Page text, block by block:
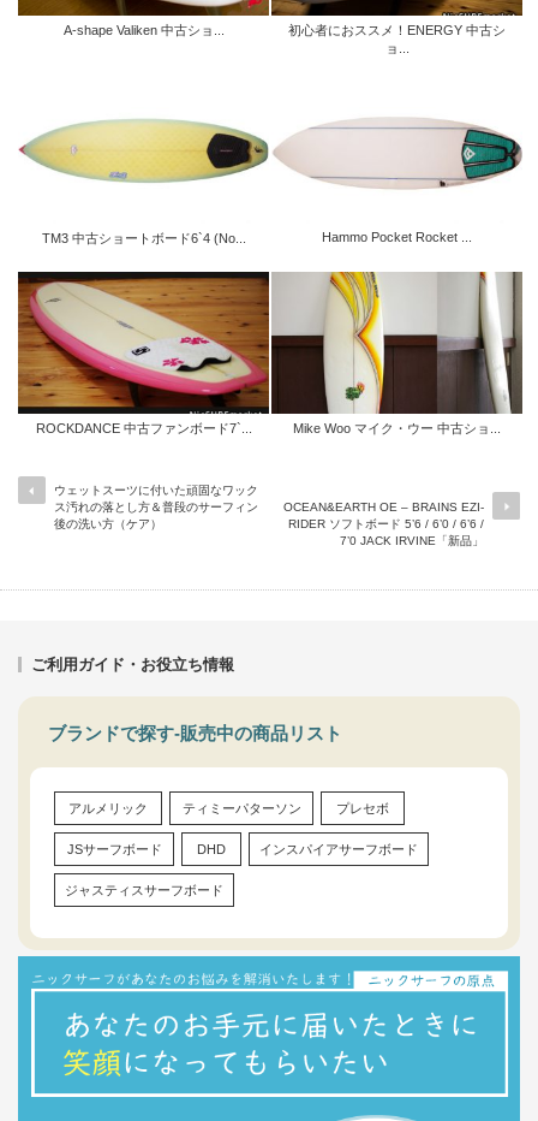
A-shape Valiken 中古ショ...
初心者におススメ！ENERGY 中古シ
ョ...
TM3 中古ショートボード6`4 (No... Hammo Pocket Rocket ...
ROCKDANCE 中古ファンボード7`... Mike Woo マイク・ウー 中古ショ...
ウェットスーツに付いた頑固なワック
ス汚れの落とし方＆普段のサーフィン
後の洗い方（ケア）
OCEAN&EARTH OE – BRAINS EZI-
RIDER ソフトボード 5’6 / 6’0 / 6’6 /
7’0 JACK IRVINE「新品」
ご利用ガイド・お役立ち情報
ブランドで探す-販売中の商品リスト
アルメリック ティミーパターソン プレセボ
JSサーフボード DHD インスパイアサーフボード
ジャスティスサーフボード